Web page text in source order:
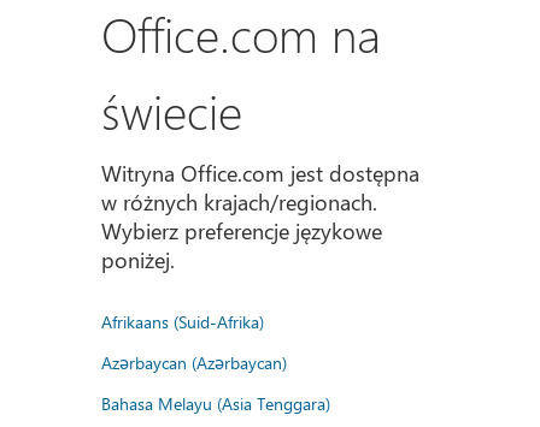
Office.com na
świecie
Witryna Office.com jest dostępna
w różnych krajach/regionach.
Wybierz preferencje językowe
poniżej.
Afrikaans (Suid-Afrika)
Azərbaycan (Azərbaycan)
Bahasa Melayu (Asia Tenggara)